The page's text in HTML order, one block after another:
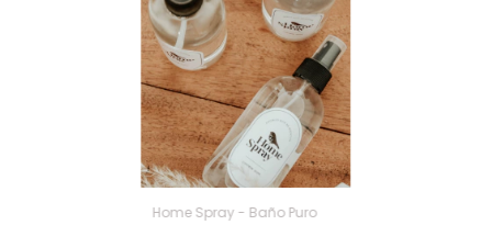
Home Spray - Baño Puro